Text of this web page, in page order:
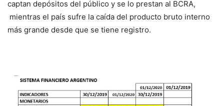
captan depósitos del público y se lo prestan al BCRA,
mientras el país sufre la caída del producto bruto interno
más grande desde que se tiene registro.